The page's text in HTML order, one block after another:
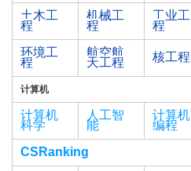
土木工
程
机械工
程
工业工
程
环境工
程
航空航
天工程 核工程
计算机
计算机
科学
人工智
能
计算机
编程
CSRanking